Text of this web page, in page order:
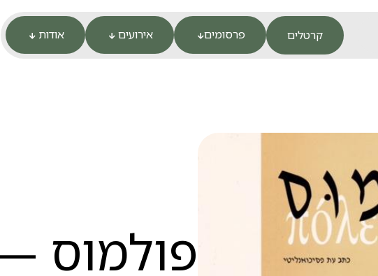
אודות  אירועים  פרסומים קרטלים